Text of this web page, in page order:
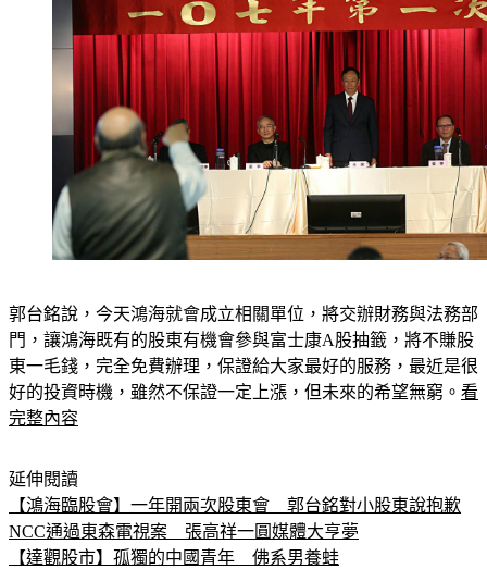
郭台銘說，今天鴻海就會成立相關單位，將交辦財務與法務部
門，讓鴻海既有的股東有機會參與富士康A股抽籤，將不賺股
東一毛錢，完全免費辦理，保證給大家最好的服務，最近是很
好的投資時機，雖然不保證一定上漲，但未來的希望無窮。 看
完整內容
延伸閱讀
【鴻海臨股會】一年開兩次股東會　郭台銘對小股東說抱歉
NCC通過東森電視案　張高祥一圓媒體大亨夢
【達觀股市】孤獨的中國青年　佛系男養蛙